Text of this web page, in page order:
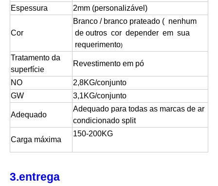
Espessura 2mm (personalizável)
Cor
Branco / branco prateado ( nenhum
de outros cor depender em sua
requerimento)
Tratamento da
superfície
Revestimento em pó
NO
2,8KG/conjunto
GW
3,1KG/conjunto
Adequado
Adequado para todas as marcas de ar
condicionado split
Carga máxima
150-200KG
3.entrega